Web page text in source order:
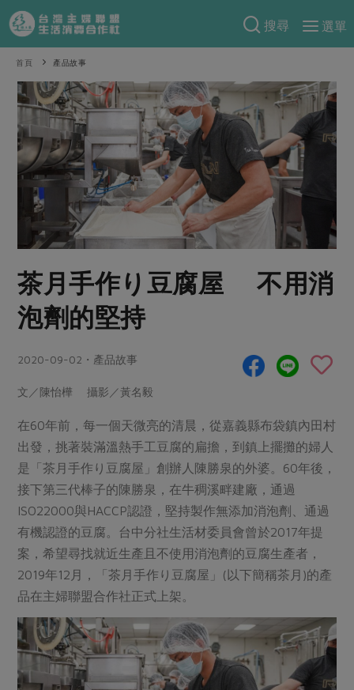
搜尋
選單
產品分類
當季蔬果
一籃菜 當令水果
芽苗類 蕈菇類
辛香料類
奶蛋豆・五穀
蛋 乳製品
豆製品 米麵雜糧
肉品・水產
畜產肉類
水畜加工品
調理食材・點心
調味醬料/南北貨 烘焙
休閒零嘴 沖泡飲品
保健食品
美妝保養 個人清潔
家庭清潔 織品
日用品 圖書禮品
防災用品
食譜料理
食材
米食
麵食
海鮮
常備菜
蔬食
蛋料理
料理方式
烘焙．點心
醬料
湯品．鍋物
涼拌沙拉
飲品
異國料理
年菜食譜
特別企畫
預購活動
把最好的台灣味帶回家！
防災用品預購圓滿結束
更多預購活動
合作25-經典快閃最後一週
合作25-精選產品第四彈
議題活動
主婦聯盟X樂齡網特約優惠案
30%rPET紅烏龍茶
2024農業發展計畫年度報告
更多議題活動
傳到心坎裡，誠心又澎派
綠主張
觀點文章
主婦食堂 一籃菜真心話
社內大小事 合作聯合國
產品故事
樂齡生活
廚房瑜伽
減硝酸鹽 惜食
非基改運動 支持本土農糧
廢核運動 能源議題
減塑減廢
公益金 食農教育
更多議題
生活者e週報
綠主張月刊
關於合作社
關於我們
合作社組織
產品檢驗
自主把關
檢驗報告
硝酸鹽檢驗
社員權益
合作社法規
社務專區
選舉專區
最新消息
首頁 產品故事
茶月手作り豆腐屋 不用消
泡劑的堅持
2020-09-02・產品故事
文／陳怡樺 攝影／黃名毅
在60年前，每一個天微亮的清晨，從嘉義縣布袋鎮內田村
出發，挑著裝滿溫熱手工豆腐的扁擔，到鎮上擺攤的婦人
是「茶月手作り豆腐屋」創辦人陳勝泉的外婆。60年後，
接下第三代棒子的陳勝泉，在牛稠溪畔建廠，通過
ISO22000與HACCP認證，堅持製作無添加消泡劑、通過
有機認證的豆腐。台中分社生活材委員會曾於2017年提
案，希望尋找就近生產且不使用消泡劑的豆腐生產者，
2019年12月，「茶月手作り豆腐屋」(以下簡稱茶月)的產
品在主婦聯盟合作社正式上架。